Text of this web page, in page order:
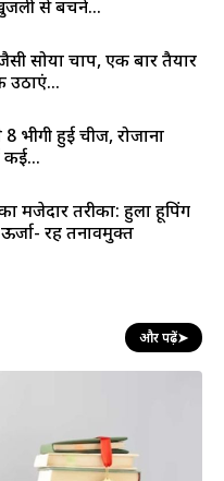
से बचने...
सोया चाप, एक बार तैयार
उठाएं...
भीगी हुई चीजें, रोजाना
मजेदार तरीका: हुला हूपिंग
रहें तनावमुक्त
और पढ़ें➤